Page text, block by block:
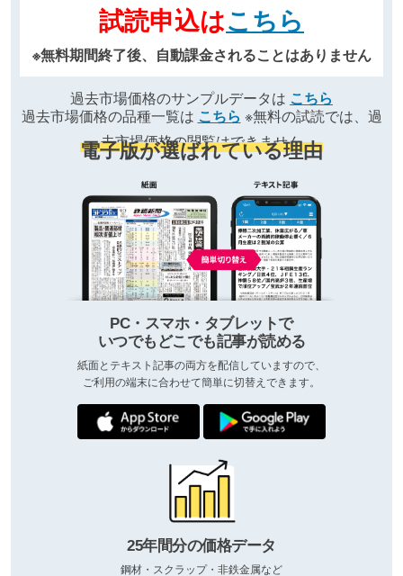
試読申込はこちら
※無料期間終了後、自動課金されることはありません
過去市場価格のサンプルデータは こちら
過去市場価格の品種一覧は こちら ※無料の試読では、過
去市場価格の閲覧はできません
電子版が選ばれている理由
PC・スマホ・タブレットで
いつでもどこでも記事が読める
紙面とテキスト記事の両方を配信していますので、
ご利用の端末に合わせて簡単に切替えできます。
25年間分の価格データ
鋼材・スクラップ・非鉄金属など